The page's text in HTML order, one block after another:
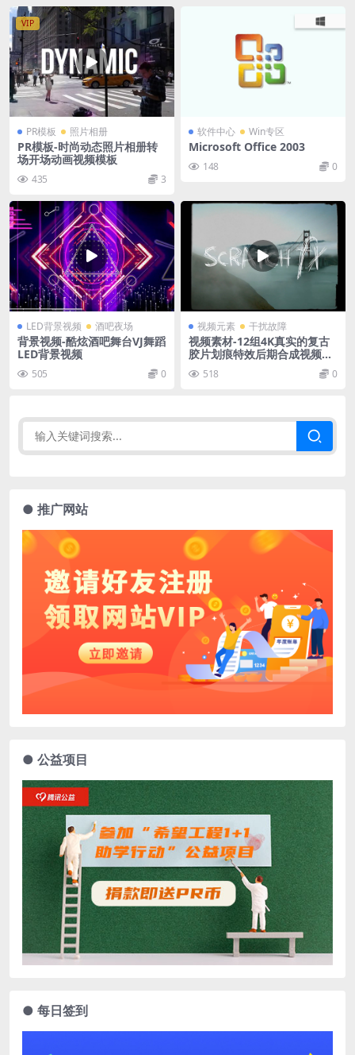
VIP
PR模板 照片相册
PR模板-时尚动态照片相册转
场开场动画视频模板
435 3
软件中心 Win专区
Microsoft Office 2003
148 0
LED背景视频 酒吧夜场
背景视频-酷炫酒吧舞台VJ舞蹈
LED背景视频
505 0
视频元素 干扰故障
视频素材-12组4K真实的复古
胶片划痕特效后期合成视频素
518 0
● 推广网站
● 公益项目
● 每日签到